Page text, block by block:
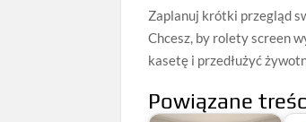
Zaplanuj krótki przegląd
Chcesz, by rolety screen
kasetę i przedłużyć
Powiązane